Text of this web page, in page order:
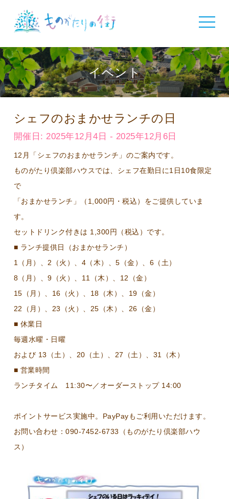
toggle
イベント
シェフのおまかせランチの日
開催日: 2025年12月4日 - 2025年12月6日
12月「シェフのおまかせランチ」のご案内です。
ものがたり倶楽部ハウスでは、シェフ在勤日に1日10食限定
で
「おまかせランチ」（1,000円・税込）をご提供していま
す。
セットドリンク付きは 1,300円（税込）です。
■ ランチ提供日（おまかせランチ）
1（月）、2（火）、4（木）、5（金）、6（土）
8（月）、9（火）、11（木）、12（金）
15（月）、16（火）、18（木）、19（金）
22（月）、23（火）、25（木）、26（金）
■ 休業日
毎週水曜・日曜
および 13（土）、20（土）、27（土）、31（木）
■ 営業時間
ランチタイム 11:30〜／オーダーストップ 14:00
ポイントサービス実施中。PayPayもご利用いただけます。
お問い合わせ：090-7452-6733（ものがたり倶楽部ハウ
ス）